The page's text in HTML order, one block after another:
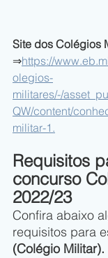
Site dos Colégios
⇒https://
olegios-
militares/-/
QW/content/
militar-1 .
Requisitos
concurso
2022/23
Confira abaixo
requisitos para
(Colégio Militar).